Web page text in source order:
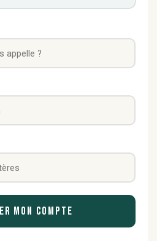
mon compte